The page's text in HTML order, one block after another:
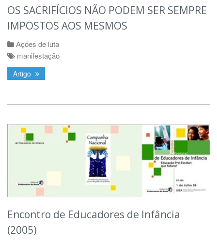
OS SACRIFÍCIOS NÃO PODEM SER SEMPRE
IMPOSTOS AOS MESMOS
Ações de luta
manifestação
Artigo
Encontro de Educadores de Infância
(2005)